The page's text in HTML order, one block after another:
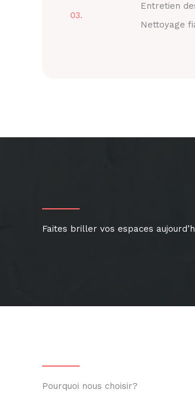
03.
Entretien
Nettoyage
Faites briller vos espaces
Pourquoi nous choisir?